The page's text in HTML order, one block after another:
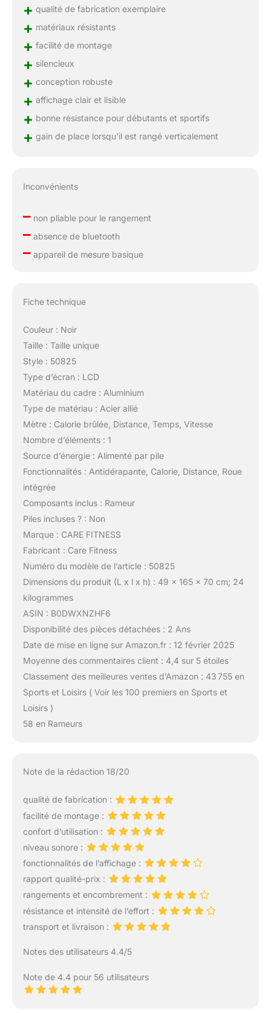
+ qualité de fabrication exemplaire
+ matériaux résistants
+ facilité de montage
+ silencieux
+ conception robuste
+ affichage clair et lisible
+ bonne résistance pour débutants et sportifs
+ gain de place lorsqu’il est rangé verticalement
Inconvénients
–non pliable pour le rangement
–absence de bluetooth
–appareil de mesure basique
Fiche technique
Couleur : Noir
Taille : Taille unique
Style : 50825
Type d’écran : LCD
Matériau du cadre : Aluminium
Type de matériau : Acier allié
Mètre : Calorie brûlée, Distance, Temps, Vitesse
Nombre d’éléments : 1
Source d’énergie : Alimenté par pile
Fonctionnalités : Antidérapante, Calorie, Distance, Roue
intégrée
Composants inclus : Rameur
Piles incluses ? : Non
Marque : CARE FITNESS
Fabricant : Care Fitness
Numéro du modèle de l’article : 50825
Dimensions du produit (L x l x h) : 49 x 165 x 70 cm; 24
kilogrammes
ASIN : B0DWXNZHF6
Disponibilité des pièces détachées : 2 Ans
Date de mise en ligne sur Amazon.fr : 12 février 2025
Moyenne des commentaires client : 4,4 sur 5 étoiles
Classement des meilleures ventes d’Amazon : 43 755 en
Sports et Loisirs ( Voir les 100 premiers en Sports et
Loisirs )
58 en Rameurs
Note de la rédaction 18/20
qualité de fabrication :
facilité de montage :
confort d’utilisation :
niveau sonore :
fonctionnalités de l’affichage :
rapport qualité-prix :
rangements et encombrement :
résistance et intensité de l’effort :
transport et livraison :
Notes des utilisateurs 4.4/5
Note de 4.4 pour 56 utilisateurs